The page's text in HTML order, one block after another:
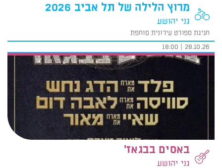
מרוץ הלילה של תל אביב 2026
גני יהושע
חגיגת ספורט עירונית סוחפת
28.10.26 | 18:00
באסים בבגאז'
גני יהושע